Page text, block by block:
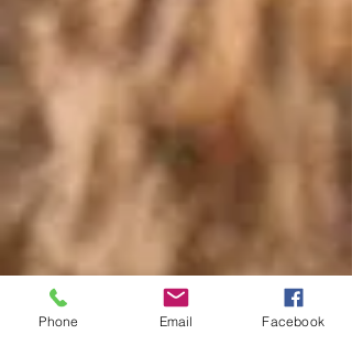
Phone Email Facebook